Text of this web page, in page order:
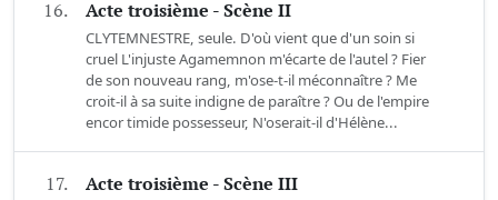
16. Acte troisième - Scène II
CLYTEMNESTRE, seule. D'où vient que d'un soin si
cruel L'injuste Agamemnon m'écarte de l'autel ? Fier
de son nouveau rang, m'ose-t-il méconnaître ? Me
croit-il à sa suite indigne de paraître ? Ou de l'empire
encor timide possesseur, N'oserait-il d'Hélène...
17. Acte troisième - Scène III